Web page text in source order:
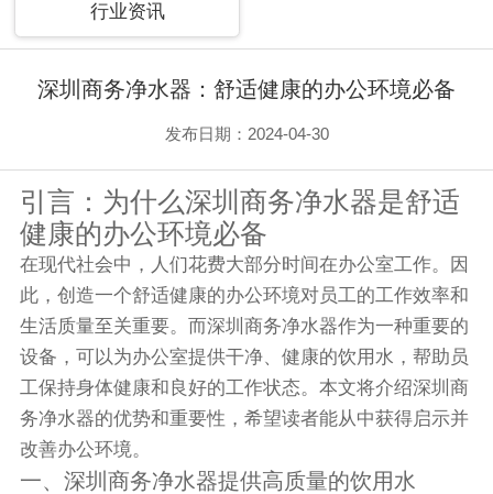
行业资讯
深圳商务净水器：舒适健康的办公环境必备
发布日期：2024-04-30
引言：为什么深圳商务净水器是舒适
健康的办公环境必备
在现代社会中，人们花费大部分时间在办公室工作。因
此，创造一个舒适健康的办公环境对员工的工作效率和
生活质量至关重要。而深圳商务净水器作为一种重要的
设备，可以为办公室提供干净、健康的饮用水，帮助员
工保持身体健康和良好的工作状态。本文将介绍深圳商
务净水器的优势和重要性，希望读者能从中获得启示并
改善办公环境。
一、深圳商务净水器提供高质量的饮用水